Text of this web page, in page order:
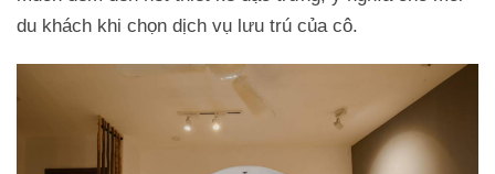
du khách khi chọn dịch vụ lưu trú của cô.